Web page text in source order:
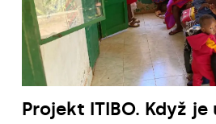
Projekt ITIBO. Když